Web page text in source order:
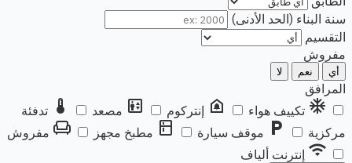
سنة البناء (الحد الأدنى)
التقسيم
مفروش
أي نعم لا
المرافق
ac_unit تكييف هواء doorbell إنتركوم elevator مصعد thermostat تدفئة
مركزية
local_parking موقف سيارة kitchen مطبخ مجهز chair مفروش
wifi إنترنت ألياف